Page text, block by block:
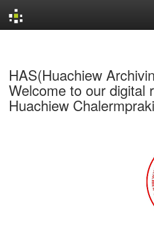
HAS(Huachiew
Welcome to our digital
Huachiew